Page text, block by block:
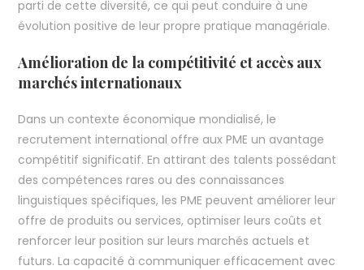
parti de cette diversité, ce qui peut conduire à une
évolution positive de leur propre pratique managériale.
Amélioration de la compétitivité et accès aux
marchés internationaux
Dans un contexte économique mondialisé, le
recrutement international offre aux PME un avantage
compétitif significatif. En attirant des talents possédant
des compétences rares ou des connaissances
linguistiques spécifiques, les PME peuvent améliorer leur
offre de produits ou services, optimiser leurs coûts et
renforcer leur position sur leurs marchés actuels et
futurs. La capacité à communiquer efficacement avec